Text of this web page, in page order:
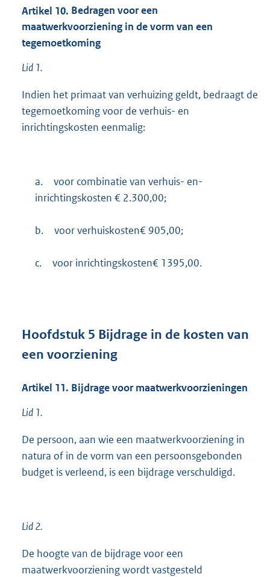
Artikel 10. Bedragen voor een
maatwerkvoorziening in de vorm van een
tegemoetkoming
Lid 1.
Indien het primaat van verhuizing geldt, bedraagt de
tegemoetkoming voor de verhuis- en
inrichtingskosten eenmalig:
a.
voor combinatie van verhuis- en-
inrichtingskosten € 2.300,00;
b. voor verhuiskosten€ 905,00;
c. voor inrichtingskosten€ 1395,00.
Hoofdstuk 5 Bijdrage in de kosten van
een voorziening
Artikel 11. Bijdrage voor maatwerkvoorzieningen
Lid 1.
De persoon, aan wie een maatwerkvoorziening in
natura of in de vorm van een persoonsgebonden
budget is verleend, is een bijdrage verschuldigd.
Lid 2.
De hoogte van de bijdrage voor een
maatwerkvoorziening wordt vastgesteld